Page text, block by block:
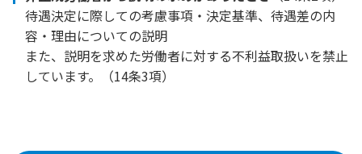
待遇決定に際しての考慮事項・決定基準、待遇差の内
容・理由についての説明
また、説明を求めた労働者に対する不利益取扱いを禁止
しています。（14条3項）